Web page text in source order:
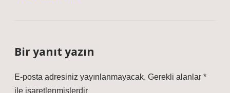
Bir yanıt yazın
E-posta adresiniz yayınlanmayacak. Gerekli alanlar *
ile işaretlenmişlerdir